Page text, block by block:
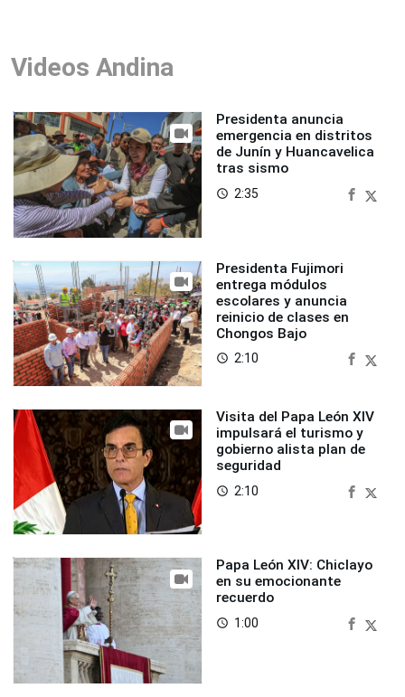
Videos Andina
Presidenta anuncia
emergencia en distritos
de Junín y Huancavelica
tras sismo
access_time 2:35
Presidenta Fujimori
entrega módulos
escolares y anuncia
reinicio de clases en
Chongos Bajo
access_time 2:10
Visita del Papa León XIV
impulsará el turismo y
gobierno alista plan de
seguridad
access_time 2:10
Papa León XIV: Chiclayo
en su emocionante
recuerdo
access_time 1:00